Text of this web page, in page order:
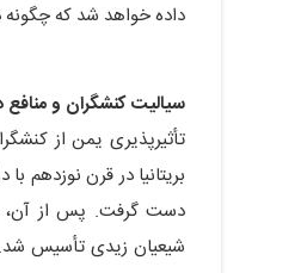
داده خواهد شد که چگونه
سیالیت کنشگران و منافع
تأثیرپذیری یمن از
دست گرفت. پس از آن،
شیعیان زیدی تأسیس